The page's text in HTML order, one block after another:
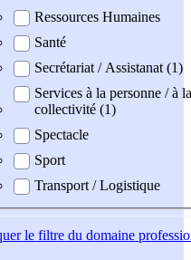
Ressources Humaines
Santé
Secrétariat / Assistanat (1)
Services à la personne / à la
collectivité (1)
Spectacle
Sport
Transport / Logistique
le filtre du domaine